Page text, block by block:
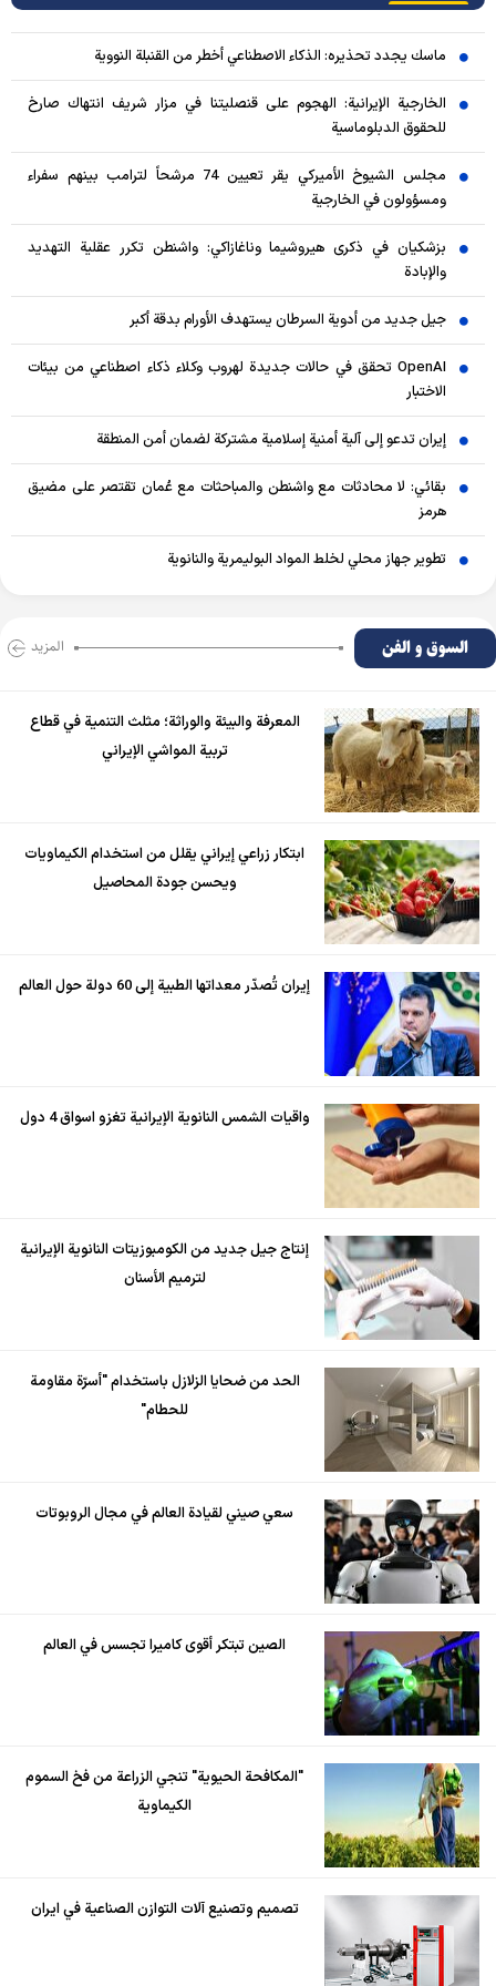
ماسك يجدد تحذيره: الذكاء الاصطناعي أخطر من القنبلة النووية
الخارجية الإيرانية: الهجوم على قنصليتنا في مزار شريف انتهاك صارخ
للحقوق الدبلوماسية
مجلس الشيوخ الأميركي يقر تعيين 74 مرشحاً لترامب بينهم سفراء
ومسؤولون في الخارجية
بزشكيان في ذكرى هيروشيما وناغازاكي: واشنطن تكرر عقلية التهديد
والإبادة
جيل جديد من أدوية السرطان يستهدف الأورام بدقة أكبر
OpenAI تحقق في حالات جديدة لهروب وكلاء ذكاء اصطناعي من بيئات
الاختبار
إيران تدعو إلى آلية أمنية إسلامية مشتركة لضمان أمن المنطقة
بقائي: لا محادثات مع واشنطن والمباحثات مع عُمان تقتصر على مضيق
هرمز
تطوير جهاز محلي لخلط المواد البوليمرية والنانوية
السوق و الفن المزید
المعرفة والبيئة والوراثة؛ مثلث التنمية في قطاع
تربية المواشي الإيراني
ابتكار زراعي إيراني يقلل من استخدام الكيماويات
ويحسن جودة المحاصيل
إيران تُصدّر معداتها الطبية إلى 60 دولة حول العالم
واقيات الشمس النانوية الإيرانية تغزو اسواق 4 دول
إنتاج جيل جديد من الكومبوزيتات النانوية الإيرانية
لترميم الأسنان
الحد من ضحايا الزلازل باستخدام "أسرّة مقاومة
للحطام"
سعي صيني لقيادة العالم في مجال الروبوتات
الصين تبتكر أقوى كاميرا تجسس في العالم
"المكافحة الحيوية" تنجي الزراعة من فخ السموم
الكيماوية
تصميم وتصنيع آلات التوازن الصناعية في ايران